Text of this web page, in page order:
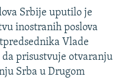
Srbije uputilo je
inostranih poslova
Vlade
prisustvuje otvaranju
Srba u Drugom